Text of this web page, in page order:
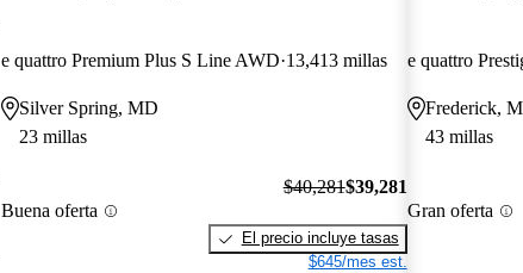
e quattro Premium Plus S Line AWD 13,413 millas
Silver Spring, MD
23 millas
Buena oferta
$40,281$39,281
El precio incluye tasas
$645/mes est.
e quattro
Frederick,
43 millas
Gran oferta